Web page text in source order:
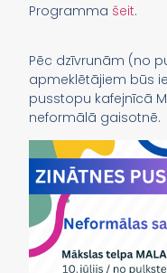
Programma šeit.
Pēc dzīvrunām (no
apmeklētājiem būs
pusstopu kafejnīcā
neformālā gaisotnē.